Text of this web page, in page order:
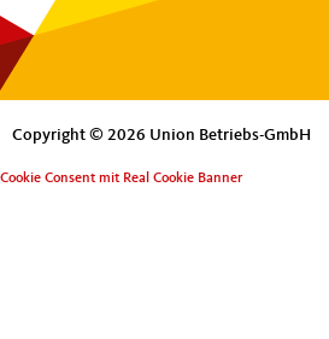
Copyright © 2026 Union Betriebs-GmbH
Cookie Consent mit Real Cookie Banner